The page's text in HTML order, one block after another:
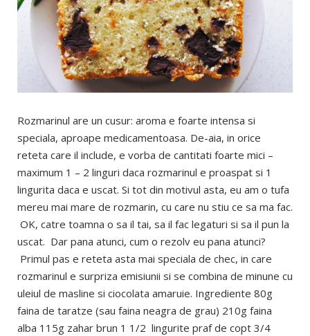
Rozmarinul are un cusur: aroma e foarte intensa si
speciala, aproape medicamentoasa. De-aia, in orice
reteta care il include, e vorba de cantitati foarte mici –
maximum 1 – 2 linguri daca rozmarinul e proaspat si 1
lingurita daca e uscat. Si tot din motivul asta, eu am o tufa
mereu mai mare de rozmarin, cu care nu stiu ce sa ma fac.
OK, catre toamna o sa il tai, sa il fac legaturi si sa il pun la
uscat. Dar pana atunci, cum o rezolv eu pana atunci?
Primul pas e reteta asta mai speciala de chec, in care
rozmarinul e surpriza emisiunii si se combina de minune cu
uleiul de masline si ciocolata amaruie. Ingrediente 80g
faina de taratze (sau faina neagra de grau) 210g faina
alba 115g zahar brun 1 1/2 lingurite praf de copt 3/4